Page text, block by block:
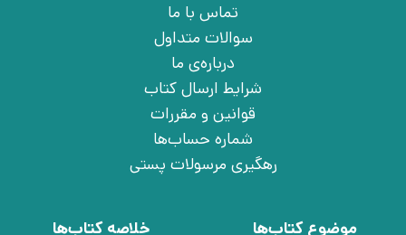
تماس با ما
سوالات متداول
درباره‌ی ما
شرایط ارسال کتاب
قوانین و مقررات
شماره حساب‌ها
رهگیری مرسولات پستی
موضوع کتاب‌ها
خلاصه کتاب‌ها